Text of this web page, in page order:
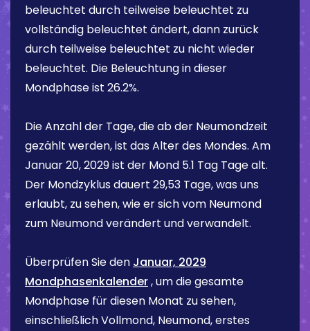
beleuchtet durch teilweise beleuchtet zu
vollständig beleuchtet ändert, dann zurück
durch teilweise beleuchtet zu nicht wieder
beleuchtet. Die Beleuchtung in dieser
Mondphase ist 26.2%.
Die Anzahl der Tage, die ab der Neumondzeit
gezählt werden, ist das Alter des Mondes. Am
Januar 20, 2029ist der Mond 5.1 Tag Tage alt.
Der Mondzyklus dauert 29,53 Tage, was uns
erlaubt, zu sehen, wie er sich vom Neumond
zum Neumond verändert und verwandelt.
Überprüfen Sie den Januar, 2029
Mondphasenkalender, um die gesamte
Mondphase für diesen Monat zu sehen,
einschließlich Vollmond, Neumond, erstes